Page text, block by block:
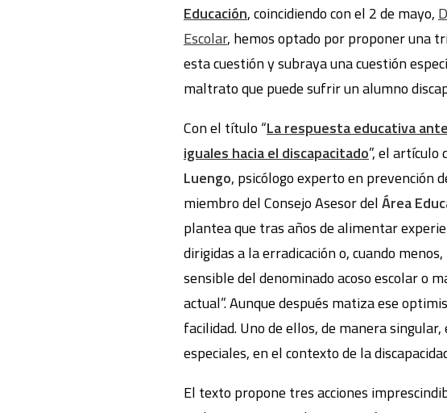
Educación, coincidiendo con el 2 de mayo,
Escolar, hemos optado por proponer una
esta cuestión y subraya una cuestión
maltrato que puede sufrir un alumno
Con el título “La respuesta educativa
iguales hacia el discapacitado”, el artículo
Luengo, psicólogo experto en prevención
miembro del Consejo Asesor delÁrea
plantea que tras años de alimentar
dirigidas a la erradicación o, cuando
sensible del denominado acoso escolar o
actual”. Aunque después matiza ese
facilidad. Uno de ellos, de manera
especiales, en el contexto de la
El texto propone tres acciones